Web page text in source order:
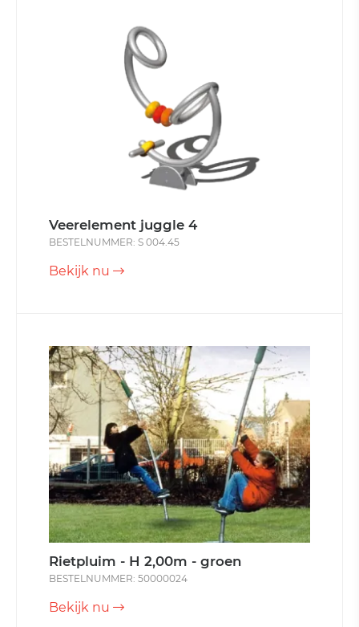
Veerelement juggle 4
BESTELNUMMER: S 004.45
Bekijk nu
Rietpluim - H 2,00m - groen
BESTELNUMMER: 50000024
Bekijk nu